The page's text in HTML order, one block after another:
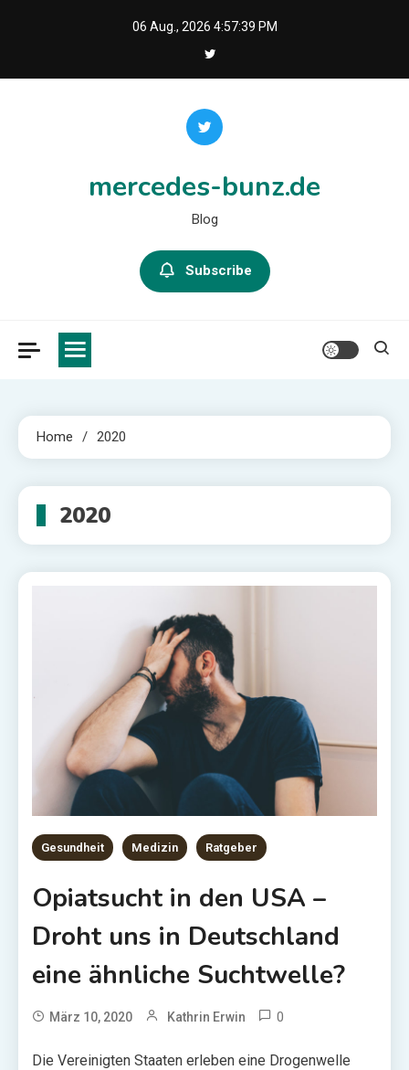
06 Aug., 2026 4:57:41 PM
mercedes-bunz.de
Blog
Subscribe
Home 2020
2020
Gesundheit Medizin Ratgeber
Opiatsucht in den USA –
Droht uns in Deutschland
eine ähnliche Suchtwelle?
März 10, 2020 Kathrin Erwin 0
Die Vereinigten Staaten erleben eine Drogenwelle